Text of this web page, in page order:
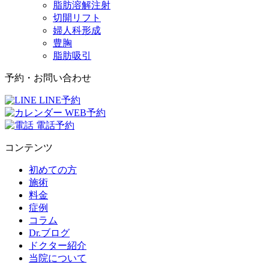
脂肪溶解注射
切開リフト
婦人科形成
豊胸
脂肪吸引
予約・お問い合わせ
LINE予約
WEB予約
電話予約
コンテンツ
初めての方
施術
料金
症例
コラム
Dr.ブログ
ドクター紹介
当院について